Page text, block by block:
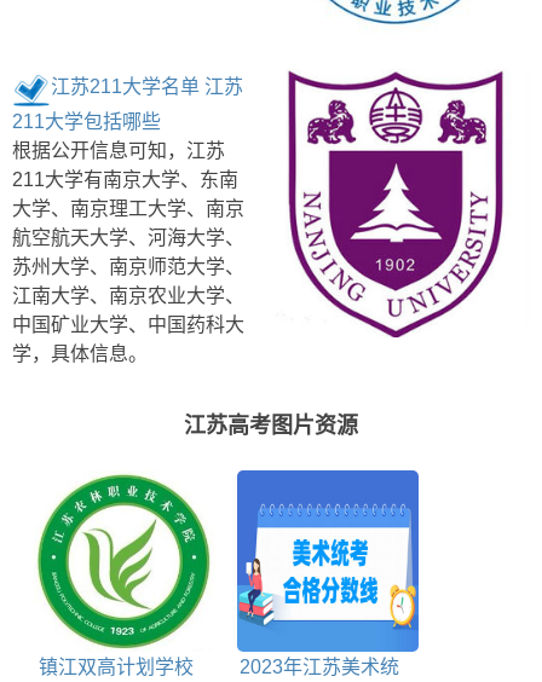
江苏211大学名单 江苏
211大学包括哪些
根据公开信息可知，江苏
211大学有南京大学、东南
大学、南京理工大学、南京
航空航天大学、河海大学、
苏州大学、南京师范大学、
江南大学、南京农业大学、
中国矿业大学、中国药科大
学，具体信息。
江苏高考图片资源
镇江双高计划学校
2023年江苏美术统